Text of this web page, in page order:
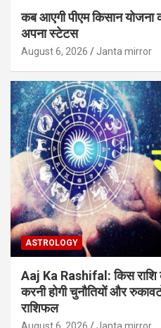
कब आएगी पीएम किसान
अपना स्टेटस
August 6, 2026 Janta mirror
ASTROLOGY
Aaj Ka Rashifal: किस राशि
करनी होगी चुनौतियों और
राशिफल